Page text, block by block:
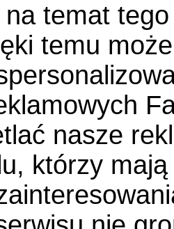
temat
temu
nasze
którzy